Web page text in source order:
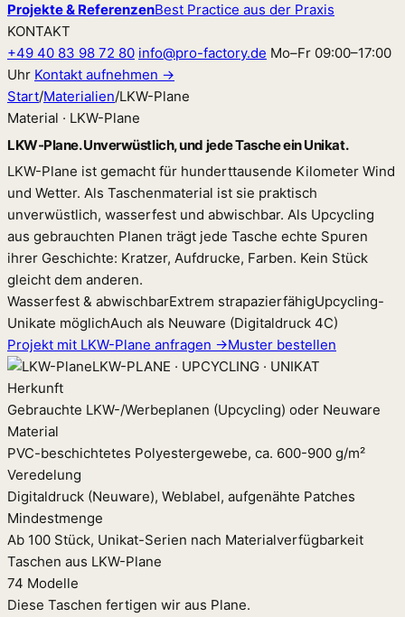
Projekte & ReferenzenBest Practice aus der Praxis
KONTAKT
+49 40 83 98 72 80 info@pro-factory.de Mo–Fr 09:00–17:00
Uhr Kontakt aufnehmen →
Start/Materialien/LKW-Plane
Material · LKW-Plane
LKW-Plane. Unverwüstlich, und jede Tasche ein Unikat.
LKW-Plane ist gemacht für hunderttausende Kilometer Wind
und Wetter. Als Taschenmaterial ist sie praktisch
unverwüstlich, wasserfest und abwischbar. Als Upcycling
aus gebrauchten Planen trägt jede Tasche echte Spuren
ihrer Geschichte: Kratzer, Aufdrucke, Farben. Kein Stück
gleicht dem anderen.
Wasserfest & abwischbarExtrem strapazierfähigUpcycling-
Unikate möglichAuch als Neuware (Digitaldruck 4C)
Projekt mit LKW-Plane anfragen →Muster bestellen
LKW-PLANE · UPCYCLING · UNIKAT
Herkunft
Gebrauchte LKW-/Werbeplanen (Upcycling) oder Neuware
Material
PVC-beschichtetes Polyestergewebe, ca. 600-900 g/m²
Veredelung
Digitaldruck (Neuware), Weblabel, aufgenähte Patches
Mindestmenge
Ab 100 Stück, Unikat-Serien nach Materialverfügbarkeit
Taschen aus LKW-Plane
74 Modelle
Diese Taschen fertigen wir aus Plane.